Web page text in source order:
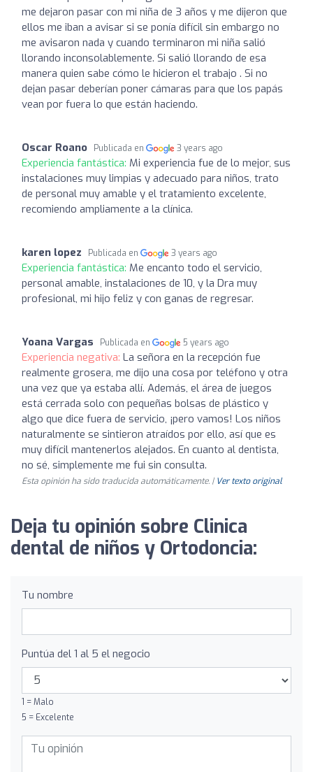
me dejaron pasar con mi niña de 3 años y me dijeron que
ellos me iban a avisar si se ponía difícil sin embargo no
me avisaron nada y cuando terminaron mi niña salió
llorando inconsolablemente. Si salió llorando de esa
manera quien sabe cómo le hicieron el trabajo . Si no
dejan pasar deberían poner cámaras para que los papás
vean por fuera lo que están haciendo.
Oscar Roano Publicada en 3 years ago
Experiencia fantástica: Mi experiencia fue de lo mejor, sus
instalaciones muy limpias y adecuado para niños, trato
de personal muy amable y el tratamiento excelente,
recomiendo ampliamente a la clínica.
karen lopez Publicada en 3 years ago
Experiencia fantástica: Me encanto todo el servicio,
personal amable, instalaciones de 10, y la Dra muy
profesional, mi hijo feliz y con ganas de regresar.
Yoana Vargas Publicada en 5 years ago
Experiencia negativa: La señora en la recepción fue
realmente grosera, me dijo una cosa por teléfono y otra
una vez que ya estaba allí. Además, el área de juegos
está cerrada solo con pequeñas bolsas de plástico y
algo que dice fuera de servicio, ¡pero vamos! Los niños
naturalmente se sintieron atraídos por ello, así que es
muy difícil mantenerlos alejados. En cuanto al dentista,
no sé, simplemente me fui sin consulta.
Esta opinión ha sido traducida automáticamente. | Ver texto original
Deja tu opinión sobre Clinica
dental de niños y Ortodoncia:
Tu nombre
Puntúa del 1 al 5 el negocio
1 = Malo
5 = Excelente